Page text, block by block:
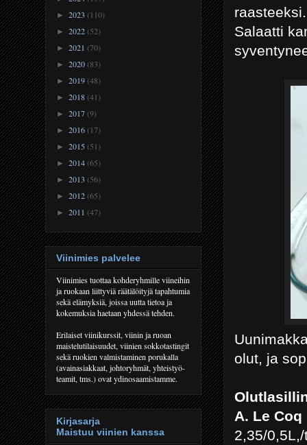
Salaatti
olut, ja
A. Le
2,35/
► 2023 (110)
► 2022(52)
► 2021 (70)
► 2020(83)
► 2019(48)
► 2018(41)
► 2017(9)
► 2016(17)
► 2015(51)
► 2014(65)
► 2013 (56)
► 2012(65)
► 2011 (47)
Viinimies palvelee
Viinimies tuottaa kohderyhmille viineihin
ja ruokaan liittyviä räätälöityjä tapahtumia
sekä elämyksiä, joissa uutta tietoa ja
kokemuksia haetaan yhdessä tehden.
Erilaiset viinikurssit, viinin ja ruoan
maistelutilaisuudet, viinien sokkotastingit
sekä ruokien valmistaminen porukalla
(avainasiakkaat, johtoryhmät, yhteistyö-
teamit, tms.) ovat ydinosaamistamme.
Kirjasarja
Maistuu viinien kanssa